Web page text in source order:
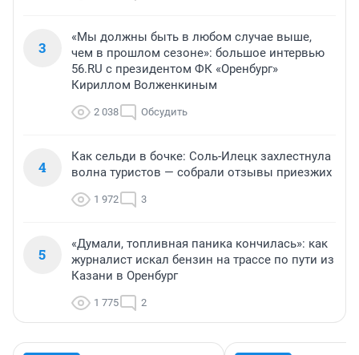
3
«Мы должны быть в любом случае выше,
чем в прошлом сезоне»: большое интервью
56.RU с президентом ФК «Оренбург»
Кириллом Волженкиным
2 038 Обсудить
4
Как сельди в бочке: Соль-Илецк захлестнула
волна туристов — собрали отзывы приезжих
1 972 3
5
«Думали, топливная паника кончилась»: как
журналист искал бензин на трассе по пути из
Казани в Оренбург
1 775 2